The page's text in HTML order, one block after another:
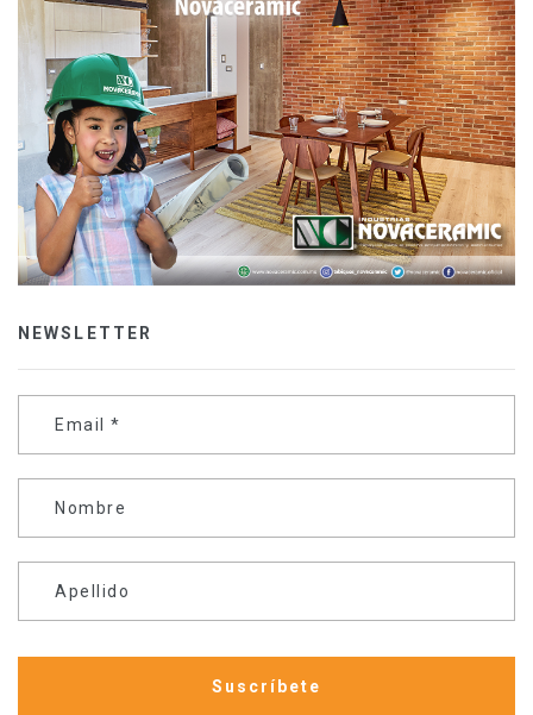
NEWSLETTER
Email *
Nombre
Apellido